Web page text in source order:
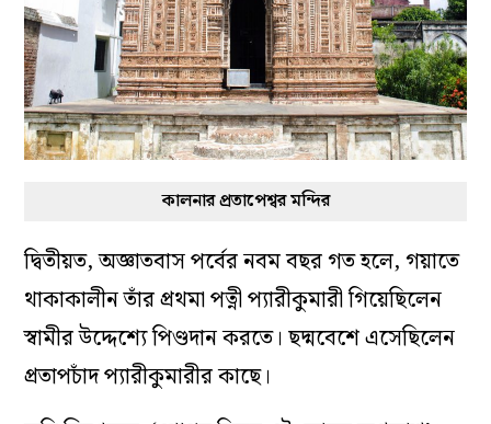
কালনার প্রতাপেশ্বর মন্দির
দ্বিতীয়ত, অজ্ঞাতবাস পর্বের নবম বছর গত হলে, গয়াতে
থাকাকালীন তাঁর প্রথমা পত্নী প্যারীকুমারী গিয়েছিলেন
স্বামীর উদ্দেশ্যে পিণ্ডদান করতে। ছদ্মবেশে এসেছিলেন
প্রতাপচাঁদ প্যারীকুমারীর কাছে।